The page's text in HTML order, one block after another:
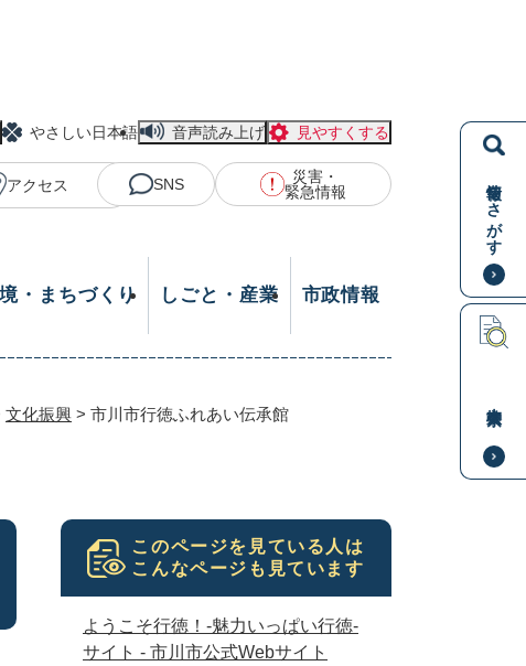
情報をさがす
やさしい日本語 音声読み上げ 見やすくする
アクセス SNS
災害・
緊急情報
・まちづくり しごと・産業 市政情報
文化振興 > 市川市行徳ふれあい伝承館
このページを見ている人は
こんなページも見ています
ようこそ行徳！-魅力いっぱい行徳-
サイト - 市川市公式Webサイト